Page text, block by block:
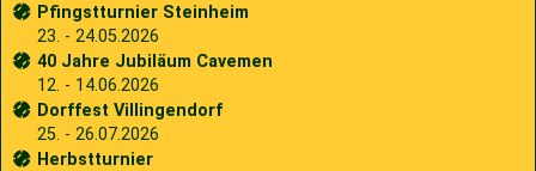
Pfingstturnier Steinheim
23. - 24.05.2026
40 Jahre Jubiläum Cavemen
12. - 14.06.2026
Dorffest Villingendorf
25. - 26.07.2026
Herbstturnier